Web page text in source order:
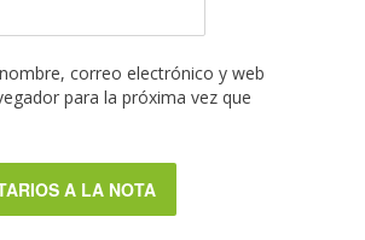
correo electrónico y web
para la próxima vez que